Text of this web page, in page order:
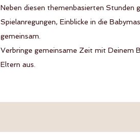
Neben diesen themenbasierten Stunden
Spielanregungen, Einblicke in die
gemeinsam.
Verbringe gemeinsame Zeit mit Deinem
Eltern aus.